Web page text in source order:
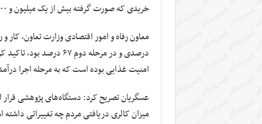
خریدی که صورت گرفته بیش از یک میلیون و ۱۰۰ هزار تن بوده است.
درصدی و در مرحله دوم
امنیت غذایی بوده است که به مرحله اجرا
عسگریان تصریح کرد: دستگاه‌های پژوهشی
میزان کالری دریافتی مردم چه تغییراتی